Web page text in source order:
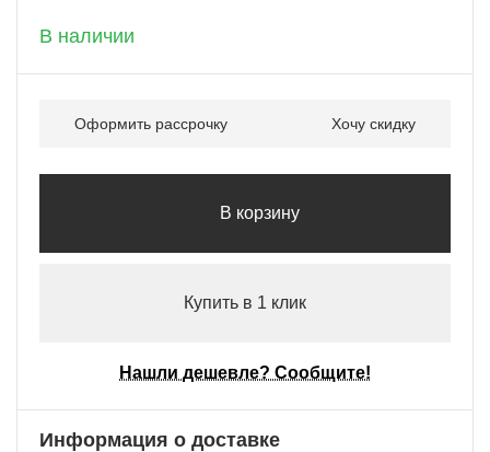
В наличии
Оформить рассрочку Хочу скидку
В корзину
Купить в 1 клик
Нашли дешевле? Сообщите!
Информация о доставке